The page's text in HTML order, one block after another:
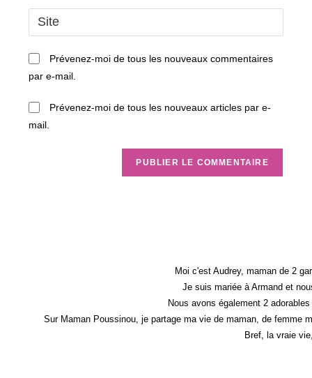
comment
email
address
comment
Saisir
l’URL
de
(facultatif)
Prévenez-moi de tous les nouveaux commentaires
par e-mail.
Prévenez-moi de tous les nouveaux articles par e-
mail.
Moi c'est Audrey, maman de 2
Je suis mariée à Armand et
Nous avons également 2
Sur Maman Poussinou, je partage ma vie de maman, de femme
Bref, la vraie